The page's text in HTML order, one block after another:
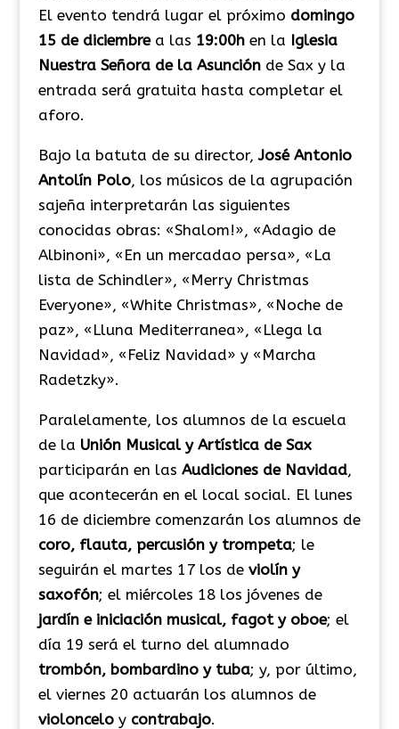
El evento tendrá lugar el próximo domingo
15 de diciembre a las 19:00hen la Iglesia
Nuestra Señora de la Asunción de Sax y la
entrada será gratuita hasta completar el
aforo.
Bajo la batuta de su director,José Antonio
Antolín Polo, los músicos de la agrupación
sajeña interpretarán las siguientes
conocidas obras: «Shalom!», «Adagio de
Albinoni», «En un mercadao persa», «La
lista de Schindler», «Merry Christmas
Everyone», «White Christmas», «Noche de
paz», «Lluna Mediterranea», «Llega la
Navidad», «Feliz Navidad» y «Marcha
Radetzky».
Paralelamente, los alumnos de la escuela
de la Unión Musical y Artística de Sax
participarán en las Audiciones de Navidad,
que acontecerán en el local social. El lunes
16 de diciembre comenzarán los alumnos de
coro, flauta, percusión y trompeta; le
seguirán el martes 17 los de violín y
saxofón; el miércoles 18 los jóvenes de
jardín e iniciación musical, fagot y oboe; el
día 19 será el turno del alumnado
trombón, bombardino y tuba; y, por último,
el viernes 20 actuarán los alumnos de
violonceloy contrabajo.